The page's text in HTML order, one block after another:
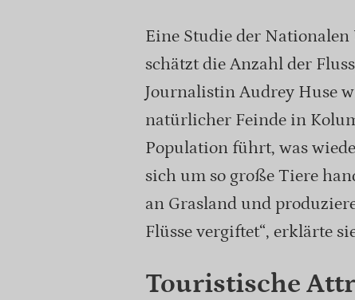
Eine Studie der
schätzt die Anzahl der
Journalistin Audrey Huse
natürlicher Feinde in
Population führt, was
sich um so große Tiere
an Grasland und
Flüsse vergiftet“, erklärte
Touristische